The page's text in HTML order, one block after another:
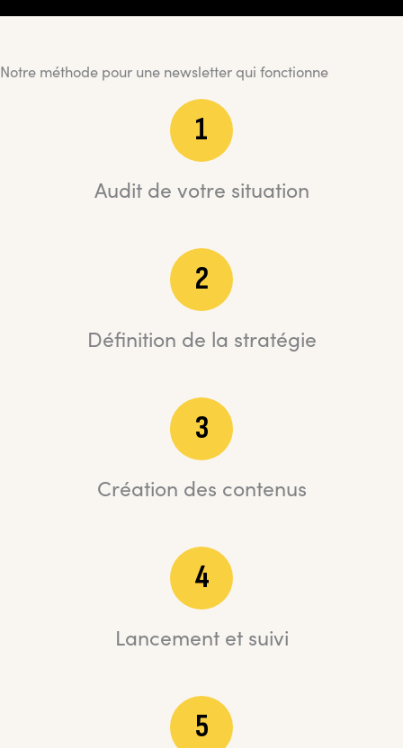
Notre méthode pour une newsletter qui fonctionne
1
Audit de votre situation
2
Définition de la stratégie
3
Création des contenus
4
Lancement et suivi
5